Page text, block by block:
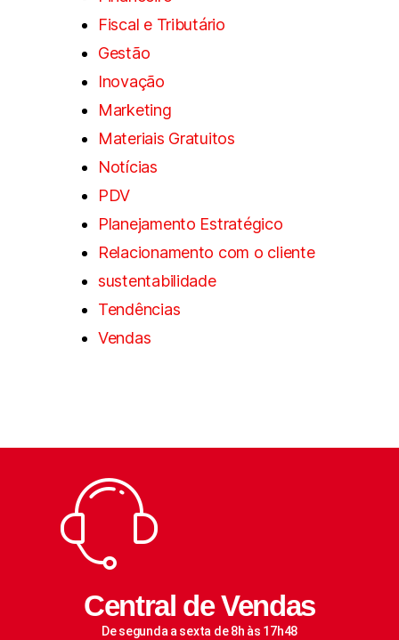
Fiscal e Tributário
Gestão
Inovação
Marketing
Materiais Gratuitos
Notícias
PDV
Planejamento Estratégico
Relacionamento com o cliente
sustentabilidade
Tendências
Vendas
Central de Vendas
De segunda a sexta de 8h às 17h48